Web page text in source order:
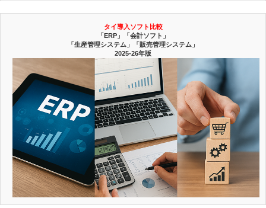
タイ導入ソフト比較
「ERP」「会計ソフト」
「生産管理システム」「販売管理システム」
2025-26年版